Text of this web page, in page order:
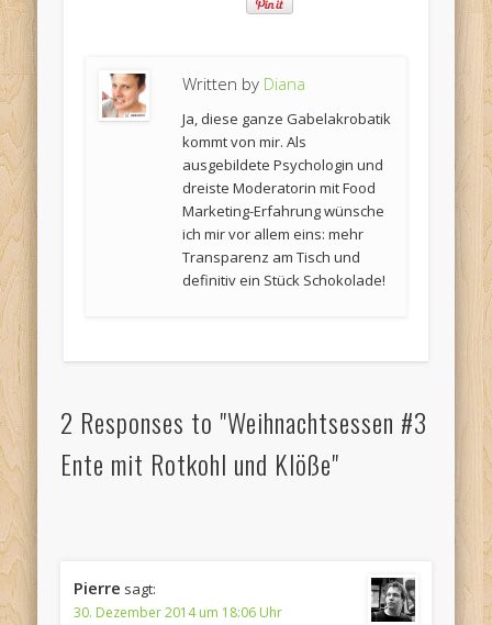
Written by Diana
Ja, diese ganze Gabelakrobatik
kommt von mir. Als
ausgebildete Psychologin und
dreiste Moderatorin mit Food
Marketing-Erfahrung wünsche
ich mir vor allem eins: mehr
Transparenz am Tisch und
definitiv ein Stück Schokolade!
2 Responses to "Weihnachtsessen #3
Ente mit Rotkohl und Klöße"
Pierre sagt:
30. Dezember 2014 um 18:06 Uhr